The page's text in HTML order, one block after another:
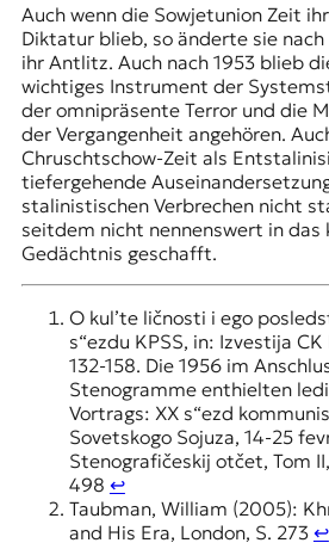
Auch wenn die Sowjetunion Zeit
Diktatur blieb, so änderte sie
ihr Antlitz. Auch nach 1953 blieb
wichtiges Instrument der
der omnipräsente Terror und die
der Vergangenheit angehören.
Chruschtschow-Zeit als
tiefergehende
stalinistischen Verbrechen nicht
seitdem nicht nennenswert in das
Gedächtnis geschafft.
O kul’te ličnosti i ego
s“ezdu KPSS, in: Izvestija
132-158. Die 1956 im
Stenogramme enthielten
Vortrags: XX s“ezd
Sovetskogo Sojuza, 14-25
Stenografičeskij otčet, Tom
498 ↩︎
Taubman, William (2005):
and His Era, London, S. 273 ↩︎